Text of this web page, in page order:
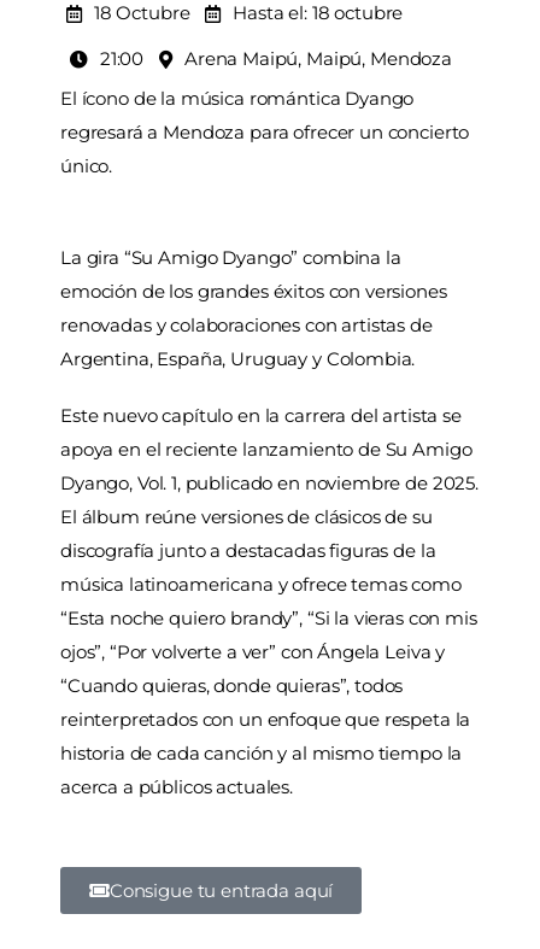
18 Octubre
Hasta el: 18 octubre
21:00
Arena Maipú, Maipú, Mendoza
El ícono de la música romántica Dyango
regresará a Mendoza para ofrecer un concierto
único.
La gira “Su Amigo Dyango” combina la
emoción de los grandes éxitos con versiones
renovadas y colaboraciones con artistas de
Argentina, España, Uruguay y Colombia.
Este nuevo capítulo en la carrera del artista se
apoya en el reciente lanzamiento de Su Amigo
Dyango, Vol. 1, publicado en noviembre de 2025.
El álbum reúne versiones de clásicos de su
discografía junto a destacadas figuras de la
música latinoamericana y ofrece temas como
“Esta noche quiero brandy”, “Si la vieras con mis
ojos”, “Por volverte a ver” con Ángela Leiva y
“Cuando quieras, donde quieras”, todos
reinterpretados con un enfoque que respeta la
historia de cada canción y al mismo tiempo la
acerca a públicos actuales.
Consigue tu entrada aquí